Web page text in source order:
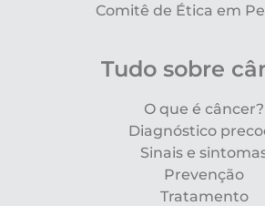
Comitê de Ética em
Tudo sobre
O que é câncer?
Diagnóstico
Sinais e
Prevenção
Tratamento